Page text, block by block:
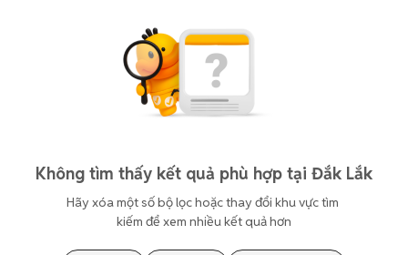
Không tìm thấy kết quả phù hợp tại Đắk Lắk
Hãy xóa một số bộ lọc hoặc thay đổi khu vực tìm
kiếm để xem nhiều kết quả hơn